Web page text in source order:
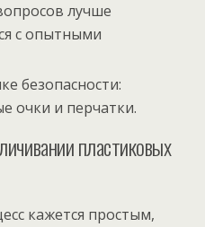
лучше
с опытными
безопасности:
очки и перчатки.
пластиковых
кажется простым,